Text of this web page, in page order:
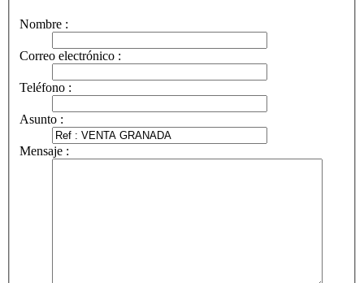
Nombre :
Correo electrónico :
Teléfono :
Asunto :
Mensaje :